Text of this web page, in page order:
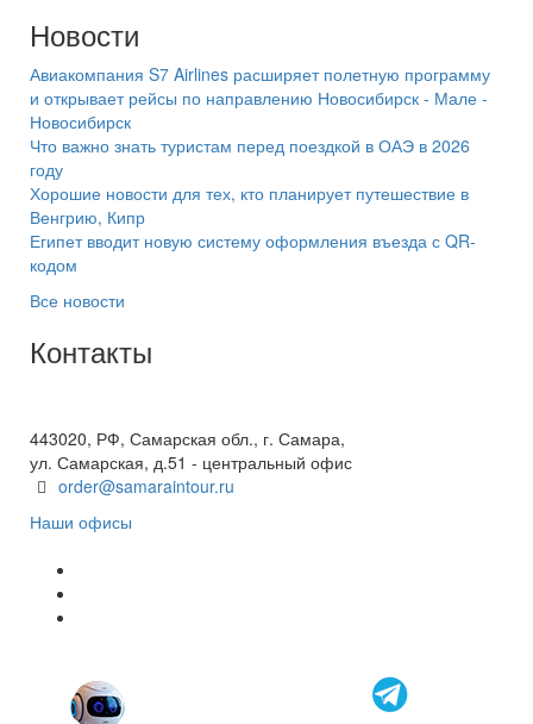
Новости
Авиакомпания S7 Airlines расширяет полетную программу
и открывает рейсы по направлению Новосибирск - Мале -
Новосибирск
Что важно знать туристам перед поездкой в ОАЭ в 2026
году
Хорошие новости для тех, кто планирует путешествие в
Венгрию, Кипр
Египет вводит новую систему оформления въезда с QR-
кодом
Все новости
Контакты
443020, РФ, Самарская обл., г. Самара,
ул. Самарская, д.51 - центральный офис
order@samaraintour.ru
Наши офисы